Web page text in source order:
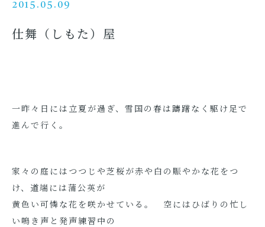
2015.05.09
仕舞（しもた）屋
一昨々日には立夏が過ぎ、雪国の春は躊躇なく駆け足で
進んで行く。
家々の庭にはつつじや芝桜が赤や白の賑やかな花をつ
け、道端には蒲公英が
黄色い可憐な花を咲かせている。 空にはひばりの忙し
い鳴き声と発声練習中の